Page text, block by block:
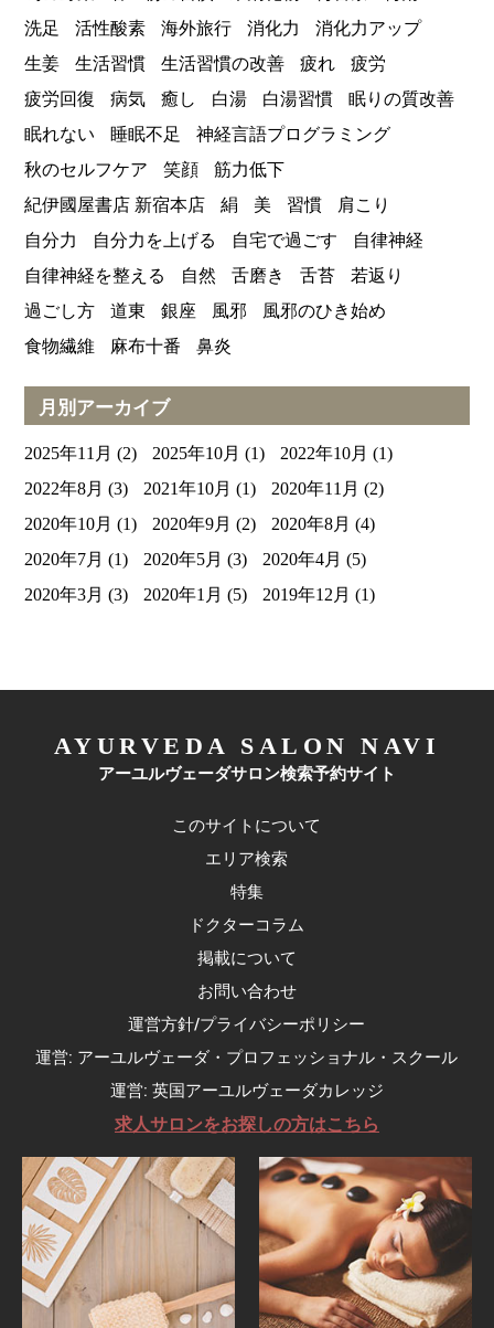
洗足
活性酸素 海外旅行 消化力
消化力アップ
生姜
生活習慣 生活習慣の改善 疲れ
疲労
疲労回復
病気 癒し 白湯 白湯習慣
眠りの質改善
眠れない
睡眠不足
神経言語プログラミング
秋のセルフケア
笑顔
筋力低下
紀伊國屋書店 新宿本店
絹 美 習慣
肩こり
自分力
自分力を上げる 自宅で過ごす
自律神経
自律神経を整える
自然 舌磨き 舌苔
若返り
過ごし方
道東 銀座 風邪
風邪のひき始め
食物繊維
麻布十番 鼻炎
月別アーカイブ
2025年11月 (2) 2025年10月 (1) 2022年10月 (1)
2022年8月 (3) 2021年10月 (1) 2020年11月 (2)
2020年10月 (1) 2020年9月 (2) 2020年8月 (4)
2020年7月 (1) 2020年5月 (3) 2020年4月 (5)
2020年3月 (3) 2020年1月 (5) 2019年12月 (1)
AYURVEDA SALON NAVI
アーユルヴェーダサロン検索予約サイト
このサイトについて
エリア検索
特集
ドクターコラム
掲載について
お問い合わせ
運営方針/プライバシーポリシー
運営: アーユルヴェーダ・プロフェッショナル・スクール
運営: 英国アーユルヴェーダカレッジ
求人サロンをお探しの方はこちら